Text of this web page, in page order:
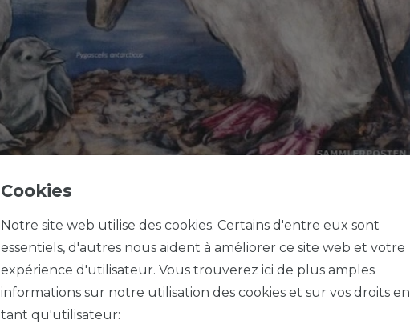
Cookies
Notre site web utilise des cookies. Certains d'entre eux sont
essentiels, d'autres nous aident à améliorer ce site web et votre
expérience d'utilisateur. Vous trouverez ici de plus amples
informations sur notre utilisation des cookies et sur vos droits en
tant qu'utilisateur: